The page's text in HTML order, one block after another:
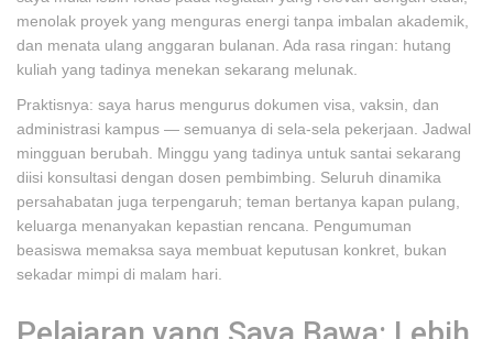
menolak proyek yang menguras energi tanpa imbalan akademik,
dan menata ulang anggaran bulanan. Ada rasa ringan: hutang
kuliah yang tadinya menekan sekarang melunak.
Praktisnya: saya harus mengurus dokumen visa, vaksin, dan
administrasi kampus — semuanya di sela-sela pekerjaan. Jadwal
mingguan berubah. Minggu yang tadinya untuk santai sekarang
diisi konsultasi dengan dosen pembimbing. Seluruh dinamika
persahabatan juga terpengaruh; teman bertanya kapan pulang,
keluarga menanyakan kepastian rencana. Pengumuman
beasiswa memaksa saya membuat keputusan konkret, bukan
sekadar mimpi di malam hari.